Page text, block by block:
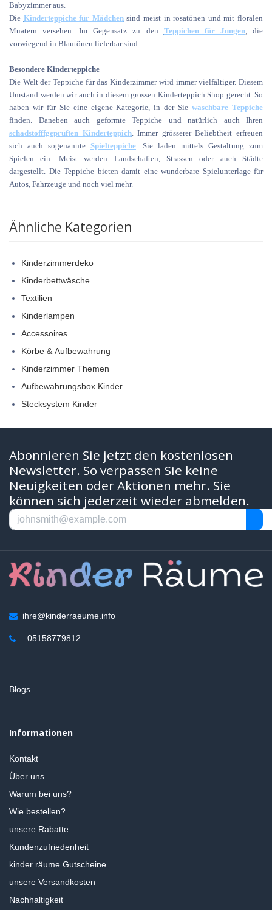
Babyzimmer aus.
Die Kinderteppiche für Mädchensind meist in rosatönen und mit floralen
Muatern versehen. Im Gegensatz zu den Teppichen für Jungen, die
vorwiegend in Blautönen lieferbar sind.
Besondere Kinderteppiche
Die Welt der Teppiche für das Kinderzimmer wird immer vielfältiger. Diesem
Umstand werden wir auch in diesem grossen Kinderteppich Shop gerecht. So
haben wir für Sie eine eigene Kategorie, in der Siewaschbare Teppiche
finden. Daneben auch geformte Teppiche und natürlich auch Ihren
schadstofffgeprüften Kinderteppich. Immer grösserer Beliebtheit erfreuen
sich auch sogenannte Spielteppiche. Sie laden mittels Gestaltung zum
Spielen ein. Meist werden Landschaften, Strassen oder auch Städte
dargestellt. Die Teppiche bieten damit eine wunderbare Spielunterlage für
Autos, Fahrzeuge und noch viel mehr.
Ähnliche Kategorien
Kinderzimmerdeko
Kinderbettwäsche
Textilien
Kinderlampen
Accessoires
Körbe & Aufbewahrung
Kinderzimmer Themen
Aufbewahrungsbox Kinder
Stecksystem Kinder
Abonnieren Sie jetzt den kostenlosen
Newsletter. So verpassen Sie keine
Neuigkeiten oder Aktionen mehr. Sie
können sich jederzeit wieder abmelden.
ihre@kinderraeume.info
05158779812
Blogs
Informationen
Kontakt
Über uns
Warum bei uns?
Wie bestellen?
unsere Rabatte
Kundenzufriedenheit
kinder räume Gutscheine
unsere Versandkosten
Nachhaltigkeit